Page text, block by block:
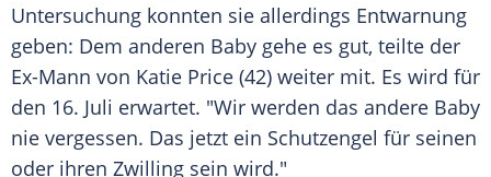
Untersuchung konnten sie allerdings Entwarnung
geben: Dem anderen Baby gehe es gut, teilte der
Ex-Mann von Katie Price (42) weiter mit. Es wird für
den 16. Juli erwartet. "Wir werden das andere Baby
nie vergessen. Das jetzt ein Schutzengel für seinen
oder ihren Zwilling sein wird."